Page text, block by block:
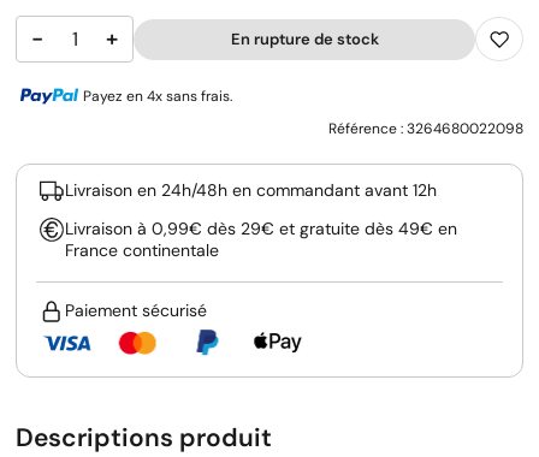
− + En rupture de stock
Payez en 4x sans frais.
Référence :3264680022098
Livraison en 24h/48h en commandant avant 12h
Livraison à 0,99€ dès 29€ et gratuite dès 49€ en
France continentale
Paiement sécurisé
Descriptions produit